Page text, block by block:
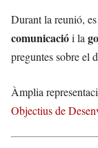
Durant la reunió,
comunicaciói la
preguntes sobre el
Àmplia
Objectius de